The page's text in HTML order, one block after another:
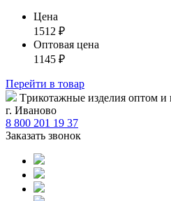
Цена
1512 ₽
Оптовая цена
1145 ₽
Перейти в товар
Tрикотажные изделия оптом и
г. Иваново
8 800 201 19 37
Заказать звонок